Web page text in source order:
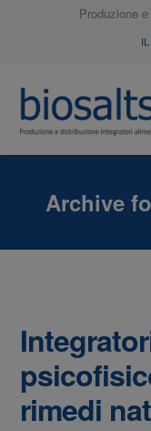
Produzione
Archive
rimedi